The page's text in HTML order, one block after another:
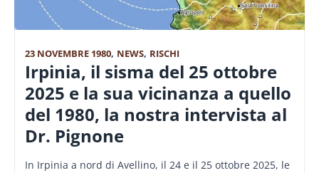
23 NOVEMBRE 1980, NEWS, RISCHI
Irpinia, il sisma del 25 ottobre
2025 e la sua vicinanza a quello
del 1980, la nostra intervista al
Dr. Pignone
In Irpinia a nord di Avellino, il 24 e il 25 ottobre 2025, le